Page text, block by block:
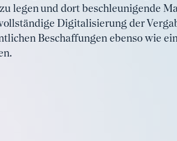
legen und dort beschleunigende
Digitalisierung der
Beschaffungen ebenso wie